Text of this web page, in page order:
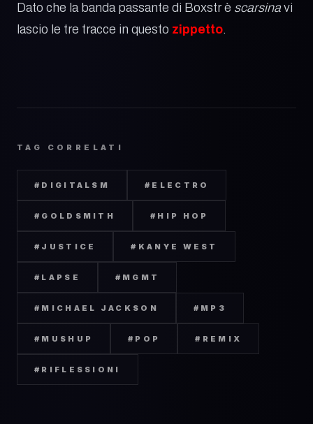
Dato che la banda passante di Boxstr è scarsinavi
lascio le tre tracce in questo zippetto.
TAG CORRELATI
# DIGITALSM # ELECTRO
# GOLDSMITH # HIP HOP
# JUSTICE # KANYE WEST
# LAPSE # MGMT
# MICHAEL JACKSON # MP3
# MUSHUP # POP # REMIX
# RIFLESSIONI